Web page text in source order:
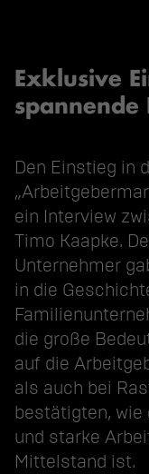
Exklusive
spannende
Den Einstieg in
ein Interview
Timo Kaapke.
Unternehmer
in die
die große
auf die
als auch bei
bestätigten,
und starke
Mittelstand ist.